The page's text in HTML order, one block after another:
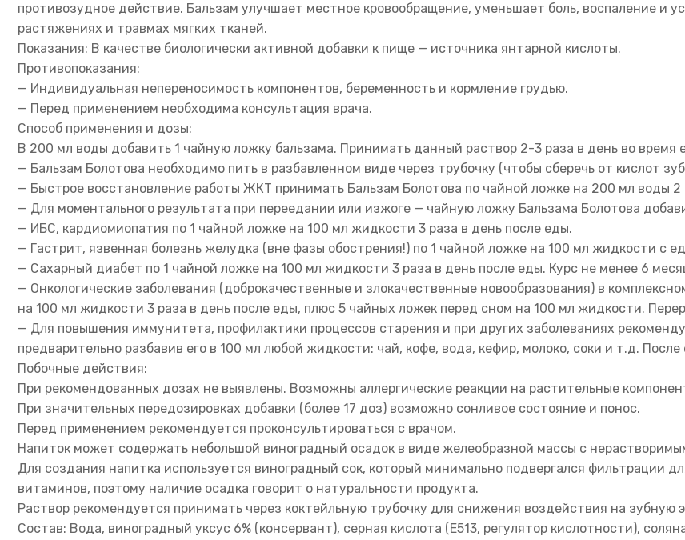
противозудное действие. Бальзам улучшает местное кровообращение, уменьшает боль, воспаление и
растяжениях и травмах мягких тканей.
Показания: В качестве биологически активной добавки к пище — источника янтарной кислоты.
Противопоказания:
— Индивидуальная непереносимость компонентов, беременность и кормление грудью.
— Перед применением необходима консультация врача.
Способ применения и дозы:
В 200 мл воды добавить 1 чайную ложку бальзама. Принимать данный раствор 2-3 раза в день во
— Бальзам Болотова необходимо пить в разбавленном виде через трубочку (чтобы сберечь от кислот
— Быстрое восстановление работы ЖКТ принимать Бальзам Болотова по чайной ложке на 200 мл воды 2
— Для моментального результата при переедании или изжоге — чайную ложку Бальзама Болотова
— ИБС, кардиомиопатия по 1 чайной ложке на 100 мл жидкости 3 раза в день после еды.
— Гастрит, язвенная болезнь желудка (вне фазы обострения!) по 1 чайной ложке на 100 мл жидкости с
— Сахарный диабет по 1 чайной ложке на 100 мл жидкости 3 раза в день после еды. Курс не менее 6
— Онкологические заболевания (доброкачественные и злокачественные новообразования) в
на 100 мл жидкости 3 раза в день после еды, плюс 5 чайных ложек перед сном на 100 мл жидкости.
— Для повышения иммунитета, профилактики процессов старения и при других заболеваниях
предварительно разбавив его в 100 мл любой жидкости: чай, кофе, вода, кефир, молоко, соки и т.д.
Побочные действия:
При рекомендованных дозах не выявлены. Возможны аллергические реакции на растительные
При значительных передозировках добавки (более 17 доз) возможно сонливое состояние и понос.
Перед применением рекомендуется проконсультироваться с врачом.
Напиток может содержать небольшой виноградный осадок в виде желеобразной массы с
Для создания напитка используется виноградный сок, который минимально подвергался фильтрации
витаминов, поэтому наличие осадка говорит о натуральности продукта.
Раствор рекомендуется принимать через коктейльную трубочку для снижения воздействия на зубную
Состав: Вода, виноградный уксус 6% (консервант), серная кислота (Е513, регулятор кислотности),